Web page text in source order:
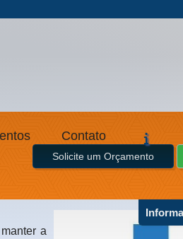
Contato
Solicite um Orçamento
a